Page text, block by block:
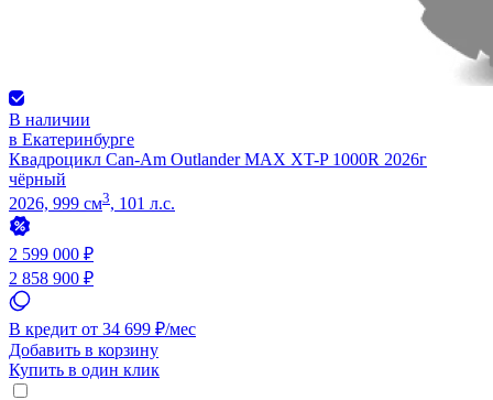
В наличии
в Екатеринбурге
Квадроцикл Can-Am Outlander MAX XT-P 1000R 2026г
чёрный
2026, 999 см3, 101 л.с.
2 599 000 ₽
2 858 900 ₽
В кредит от 34 699 ₽/мес
Добавить в корзину
Купить в один клик